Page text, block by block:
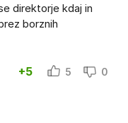
direktorje kdaj in
borznih
+5 5 0